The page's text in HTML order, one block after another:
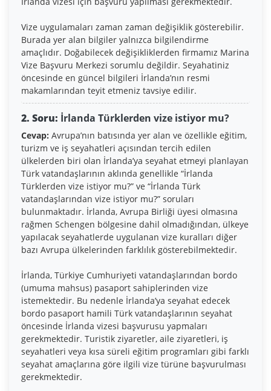
Vize uygulamaları zaman zaman değişiklik gösterebilir.
Burada yer alan bilgiler yalnızca bilgilendirme
amaçlıdır. Doğabilecek değişikliklerden firmamız Marina
Vize Başvuru Merkezi sorumlu değildir. Seyahatiniz
öncesinde en güncel bilgileri İrlanda’nın resmi
makamlarından teyit etmeniz tavsiye edilir.
2. Soru: İrlanda Türklerden vize istiyor mu?
Cevap: Avrupa’nın batısında yer alan ve özellikle eğitim,
turizm ve iş seyahatleri açısından tercih edilen
ülkelerden biri olan İrlanda’ya seyahat etmeyi planlayan
Türk vatandaşlarının aklında genellikle “İrlanda
Türklerden vize istiyor mu?” ve “İrlanda Türk
vatandaşlarından vize istiyor mu?” soruları
bulunmaktadır. İrlanda, Avrupa Birliği üyesi olmasına
rağmen Schengen bölgesine dahil olmadığından, ülkeye
yapılacak seyahatlerde uygulanan vize kuralları diğer
bazı Avrupa ülkelerinden farklılık gösterebilmektedir.
İrlanda, Türkiye Cumhuriyeti vatandaşlarından bordo
(umuma mahsus) pasaport sahiplerinden vize
istemektedir. Bu nedenle İrlanda’ya seyahat edecek
bordo pasaport hamili Türk vatandaşlarının seyahat
öncesinde İrlanda vizesi başvurusu yapmaları
gerekmektedir. Turistik ziyaretler, aile ziyaretleri, iş
seyahatleri veya kısa süreli eğitim programları gibi farklı
seyahat amaçlarına göre ilgili vize türüne başvurulması
gerekmektedir.